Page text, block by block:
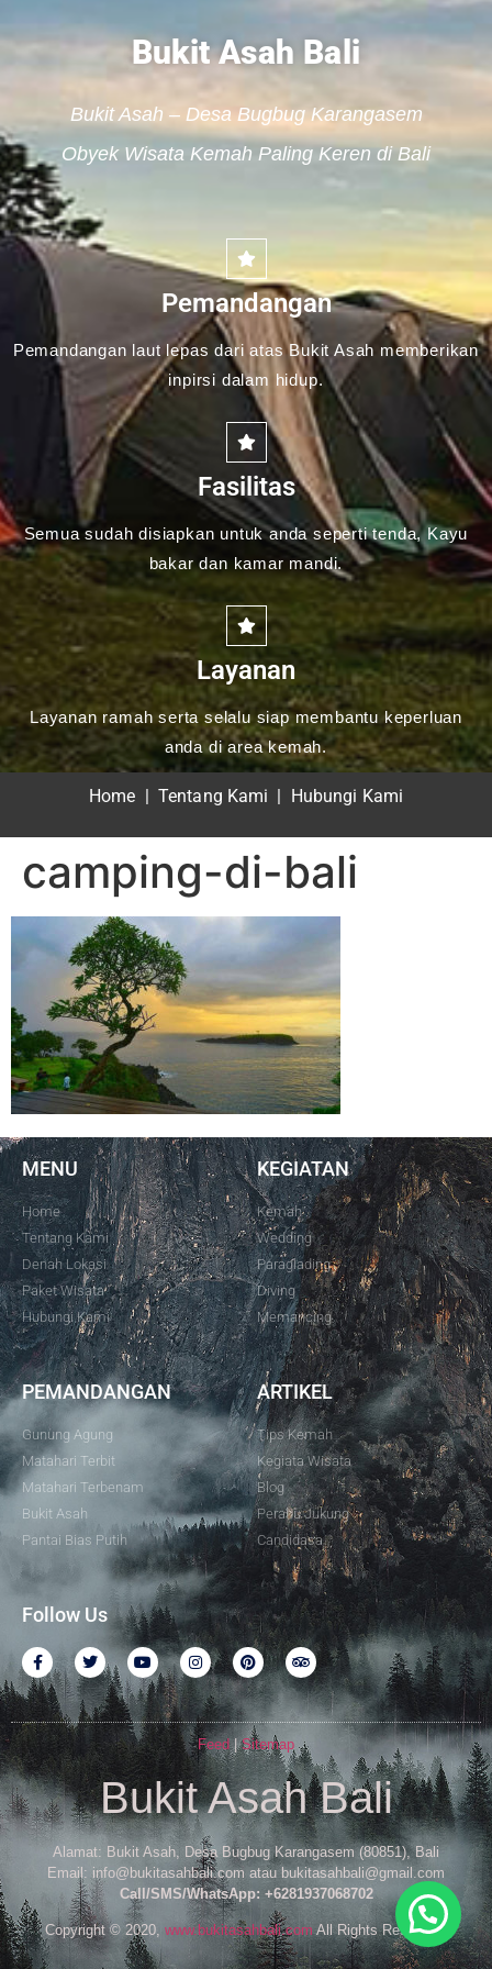
Bukit Asah Bali
Bukit Asah – Desa Bugbug Karangasem
Obyek Wisata Kemah Paling Keren di Bali
Pemandangan
Pemandangan laut lepas dari atas Bukit Asah memberikan
inpirsi dalam hidup.
Fasilitas
Semua sudah disiapkan untuk anda seperti tenda, Kayu
bakar dan kamar mandi.
Layanan
Layanan ramah serta selalu siap membantu keperluan
anda di area kemah.
Home Tentang Kami Hubungi Kami
camping-di-bali
MENU
Home
Tentang Kami
Denah Lokasi
Paket Wisata
Hubungi Kami
KEGIATAN
Kemah
Wedding
Paraglading
Diving
Memancing
PEMANDANGAN
Gunung Agung
Matahari Terbit
Matahari Terbenam
Bukit Asah
Pantai Bias Putih
ARTIKEL
Tips Kemah
Kegiata Wisata
Blog
Perahu Jukung
Candidasa
Follow Us
Feed|Sitemap
Bukit Asah Bali
Alamat: Bukit Asah, Desa Bugbug Karangasem (80851), Bali
Email: info@bukitasahbali.com atau bukitasahbali@gmail.com
Call/SMS/WhatsApp: +6281937068702
Copyright © 2020, www.bukitasahbali.com All Rights Reserved.